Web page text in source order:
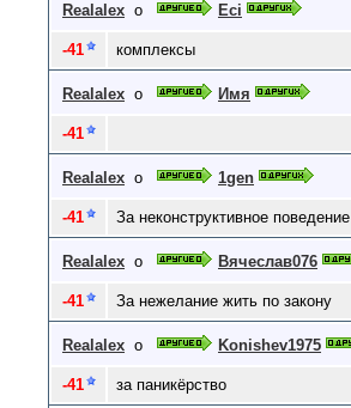
Realalex о Eci
-41 комплексы
Realalex о Имя
-41
Realalex о 1gen
-41 За неконструктивное поведение
Realalex о Вячеслав076
-41 За нежелание жить по закону
Realalex о Konishev1975
-41 за паникёрство